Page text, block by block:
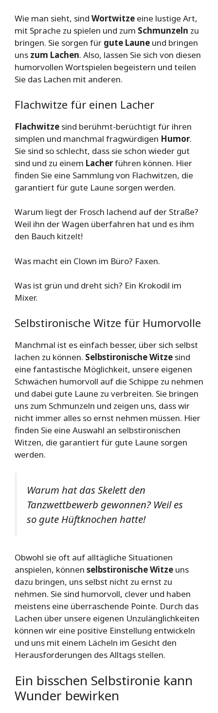
Wie man sieht, sind Wortwitze eine lustige Art,
mit Sprache zu spielen und zum Schmunzeln zu
bringen. Sie sorgen für gute Laune und bringen
uns zum Lachen. Also, lassen Sie sich von diesen
humorvollen Wortspielen begeistern und teilen
Sie das Lachen mit anderen.
Flachwitze für einen Lacher
Flachwitze sind berühmt-berüchtigt für ihren
simplen und manchmal fragwürdigen Humor.
Sie sind so schlecht, dass sie schon wieder gut
sind und zu einem Lacherführen können. Hier
finden Sie eine Sammlung von Flachwitzen, die
garantiert für gute Laune sorgen werden.
Warum liegt der Frosch lachend auf der Straße?
Weil ihn der Wagen überfahren hat und es ihm
den Bauch kitzelt!
Was macht ein Clown im Büro? Faxen.
Was ist grün und dreht sich? Ein Krokodil im
Mixer.
Selbstironische Witze für Humorvolle
Manchmal ist es einfach besser, über sich selbst
lachen zu können. Selbstironische Witze sind
eine fantastische Möglichkeit, unsere eigenen
Schwächen humorvoll auf die Schippe zu nehmen
und dabei gute Laune zu verbreiten. Sie bringen
uns zum Schmunzeln und zeigen uns, dass wir
nicht immer alles so ernst nehmen müssen. Hier
finden Sie eine Auswahl an selbstironischen
Witzen, die garantiert für gute Laune sorgen
werden.
Warum hat das Skelett den
Tanzwettbewerb gewonnen? Weil es
so gute Hüftknochen hatte!
Obwohl sie oft auf alltägliche Situationen
anspielen, können selbstironische Witze uns
dazu bringen, uns selbst nicht zu ernst zu
nehmen. Sie sind humorvoll, clever und haben
meistens eine überraschende Pointe. Durch das
Lachen über unsere eigenen Unzulänglichkeiten
können wir eine positive Einstellung entwickeln
und uns mit einem Lächeln im Gesicht den
Herausforderungen des Alltags stellen.
Ein bisschen Selbstironie kann
Wunder bewirken